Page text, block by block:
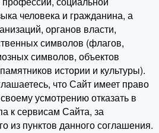
человека и гражданина, а
органов власти,
символов (флагов,
символов, объектов
истории и культуры).
что Сайт имеет право
усмотрению отказать в
к сервисам Сайта, за
из пунктов данного соглашения.